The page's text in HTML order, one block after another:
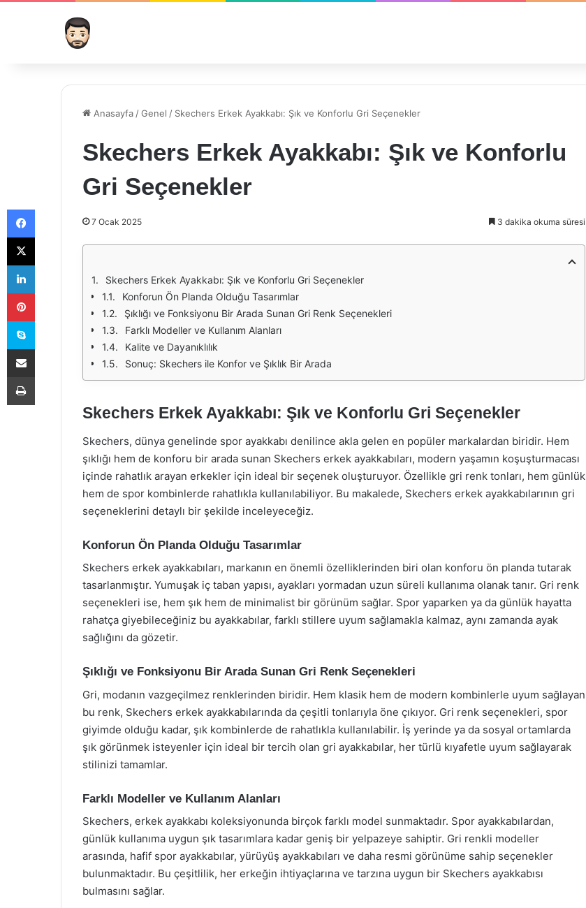
Anasayfa /Genel / Skechers Erkek Ayakkabı: Şık ve Konforlu Gri Seçenekler
Skechers Erkek Ayakkabı: Şık ve Konforlu
Gri Seçenekler
7 Ocak 2025 3 dakika okuma süresi
Skechers Erkek Ayakkabı: Şık ve Konforlu Gri Seçenekler
Konforun Ön Planda Olduğu Tasarımlar
Şıklığı ve Fonksiyonu Bir Arada Sunan Gri Renk Seçenekleri
Farklı Modeller ve Kullanım Alanları
Kalite ve Dayanıklılık
Sonuç: Skechers ile Konfor ve Şıklık Bir Arada
Skechers Erkek Ayakkabı: Şık ve Konforlu Gri Seçenekler
Skechers, dünya genelinde spor ayakkabı denilince akla gelen en popüler markalardan biridir. Hem
şıklığı hem de konforu bir arada sunan Skechers erkek ayakkabıları, modern yaşamın koşuşturmacası
içinde rahatlık arayan erkekler için ideal bir seçenek oluşturuyor. Özellikle gri renk tonları, hem günlük
hem de spor kombinlerde rahatlıkla kullanılabiliyor. Bu makalede, Skechers erkek ayakkabılarının gri
seçeneklerini detaylı bir şekilde inceleyeceğiz.
Konforun Ön Planda Olduğu Tasarımlar
Skechers erkek ayakkabıları, markanın en önemli özelliklerinden biri olan konforu ön planda tutarak
tasarlanmıştır. Yumuşak iç taban yapısı, ayakları yormadan uzun süreli kullanıma olanak tanır. Gri renk
seçenekleri ise, hem şık hem de minimalist bir görünüm sağlar. Spor yaparken ya da günlük hayatta
rahatça giyebileceğiniz bu ayakkabılar, farklı stillere uyum sağlamakla kalmaz, aynı zamanda ayak
sağlığını da gözetir.
Şıklığı ve Fonksiyonu Bir Arada Sunan Gri Renk Seçenekleri
Gri, modanın vazgeçilmez renklerinden biridir. Hem klasik hem de modern kombinlerle uyum sağlayan
bu renk, Skechers erkek ayakkabılarında da çeşitli tonlarıyla öne çıkıyor. Gri renk seçenekleri, spor
giyimde olduğu kadar, şık kombinlerde de rahatlıkla kullanılabilir. İş yerinde ya da sosyal ortamlarda
şık görünmek isteyenler için ideal bir tercih olan gri ayakkabılar, her türlü kıyafetle uyum sağlayarak
stilinizi tamamlar.
Farklı Modeller ve Kullanım Alanları
Skechers, erkek ayakkabı koleksiyonunda birçok farklı model sunmaktadır. Spor ayakkabılardan,
günlük kullanıma uygun şık tasarımlara kadar geniş bir yelpazeye sahiptir. Gri renkli modeller
arasında, hafif spor ayakkabılar, yürüyüş ayakkabıları ve daha resmi görünüme sahip seçenekler
bulunmaktadır. Bu çeşitlilik, her erkeğin ihtiyaçlarına ve tarzına uygun bir Skechers ayakkabısı
bulmasını sağlar.
Facebook
X
LinkedIn
Pinterest
Skype
E-Posta ile paylaş